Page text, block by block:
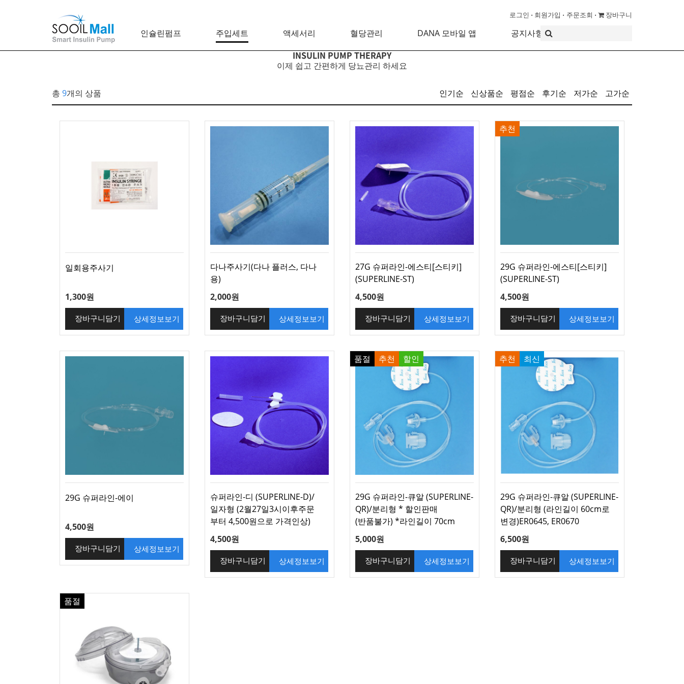
인슐린펌프 주입세트 액세서리 혈당관리 DANA 모바일 앱 공지사항
로그인 회원가입 주문조회 장바구니
INSULIN PUMP THERAPY
이제 쉽고 간편하게 당뇨관리 하세요
총 9개의 상품 인기순 신상품순 평점순 후기순 저가순 고가순
일회용주사기
1,300원
장바구니담기 상세정보보기
다나주사기(다나 플러스, 다나
용)
2,000원
장바구니담기 상세정보보기
27G 슈퍼라인-에스티[스티키]
(SUPERLINE-ST)
4,500원
장바구니담기 상세정보보기
추천
29G 슈퍼라인-에스티[스티키]
(SUPERLINE-ST)
4,500원
장바구니담기 상세정보보기
29G 슈퍼라인-에이
4,500원
장바구니담기 상세정보보기
슈퍼라인-디 (SUPERLINE-D)/
일자형 (2월27일3시이후주문
부터 4,500원으로 가격인상)
4,500원
장바구니담기 상세정보보기
품절 추천 할인
29G 슈퍼라인-큐알 (SUPERLINE-
QR)/분리형 * 할인판매
(반품불가) *라인길이 70cm
5,000원
장바구니담기 상세정보보기
추천 최신
29G 슈퍼라인-큐알 (SUPERLINE-
QR)/분리형 (라인길이 60cm로
변경)ER0645, ER0670
6,500원
장바구니담기 상세정보보기
품절